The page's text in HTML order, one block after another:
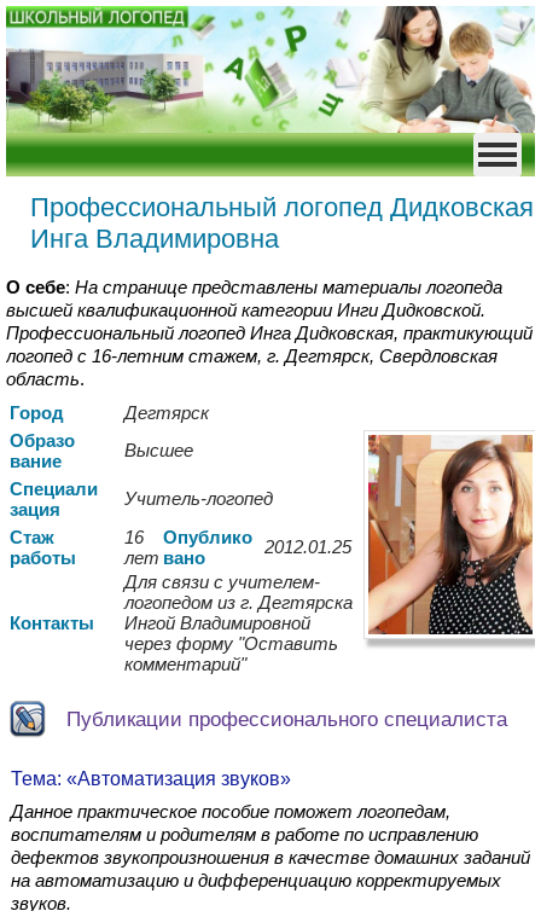
Профессиональный логопед Дидковская
Инга Владимировна
О себе: На странице представлены материалы логопеда
высшей квалификационной категории Инги Дидковской.
Профессиональный логопед Инга Дидковская, практикующий
логопед с 16-летним стажем, г. Дегтярск, Свердловская
область.
Город
Дегтярск
Образо
вание
Высшее
Специали
зация
Учитель-логопед
Стаж
работы
16
лет
Опублико
вано
2012.01.25
Контакты
Для связи с учителем-
логопедом из г. Дегтярска
Ингой Владимировной
через форму "Оставить
комментарий"
Публикации профессионального специалиста
Тема: «Автоматизация звуков»
Данное практическое пособие поможет логопедам,
воспитателям и родителям в работе по исправлению
дефектов звукопроизношения в качестве домашних заданий
на автоматизацию и дифференциацию корректируемых
звуков.